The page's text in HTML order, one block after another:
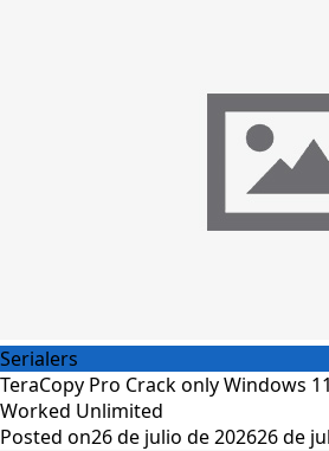
Serialers
TeraCopy Pro Crack only Windows
Worked Unlimited
Posted on26 de julio de 202626 de